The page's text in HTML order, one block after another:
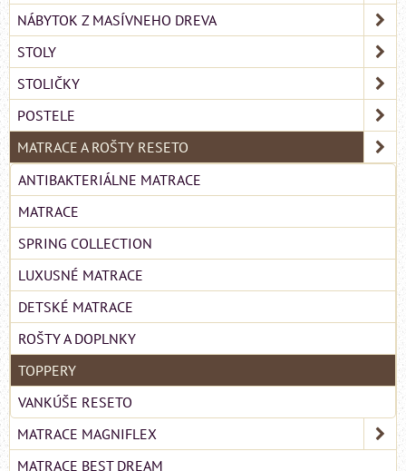
NÁBYTOK Z MASÍVNEHO DREVA
STOLY
STOLIČKY
POSTELE
MATRACE A ROŠTY RESETO
ANTIBAKTERIÁLNE MATRACE
MATRACE
SPRING COLLECTION
LUXUSNÉ MATRACE
DETSKÉ MATRACE
ROŠTY A DOPLNKY
TOPPERY
VANKÚŠE RESETO
MATRACE MAGNIFLEX
MATRACE BEST DREAM